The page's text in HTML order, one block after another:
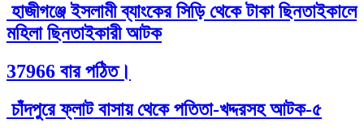
হাজীগঞ্জে ইসলামী ব্যাংকের সিড়ি থেকে টাকা ছিনতাইকালে
মহিলা ছিনতাইকারী আটক
37966 বার পঠিত।
চাঁদপুরে ফ্লাট বাসায় থেকে পতিতা-খদ্দরসহ আটক-৫